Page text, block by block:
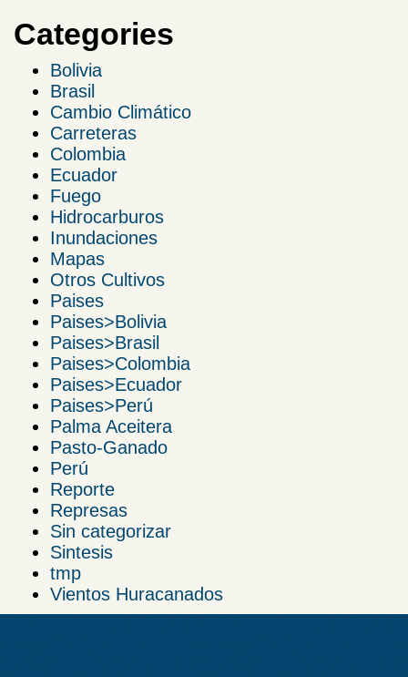
Categories
Bolivia
Brasil
Cambio Climático
Carreteras
Colombia
Ecuador
Fuego
Hidrocarburos
Inundaciones
Mapas
Otros Cultivos
Paises
Paises>Bolivia
Paises>Brasil
Paises>Colombia
Paises>Ecuador
Paises>Perú
Palma Aceitera
Pasto-Ganado
Perú
Reporte
Represas
Sin categorizar
Sintesis
tmp
Vientos Huracanados